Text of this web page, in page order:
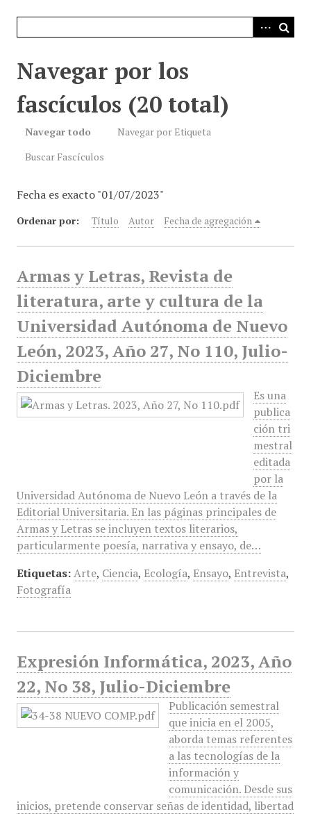
Navegar por los
fascículos (20 total)
Navegar todo
Navegar por Etiqueta
Buscar Fascículos
Fecha es exacto "01/07/2023"
Ordenar por: Título Autor Fecha de agregación
Armas y Letras, Revista de
literatura, arte y cultura de la
Universidad Autónoma de Nuevo
León, 2023, Año 27, No 110, Julio-
Diciembre
Es una
publica
ción tri
mestral
editada
por la
Universidad Autónoma de Nuevo León a través de la
Editorial Universitaria. En las páginas principales de
Armas y Letras se incluyen textos literarios,
particularmente poesía, narrativa y ensayo, de…
Etiquetas: Arte, Ciencia, Ecología, Ensayo, Entrevista,
Fotografía
Expresión Informática, 2023, Año
22, No 38, Julio-Diciembre
Publicación semestral
que inicia en el 2005,
aborda temas referentes
a las tecnologías de la
información y
comunicación. Desde sus
inicios, pretende conservar señas de identidad, libertad